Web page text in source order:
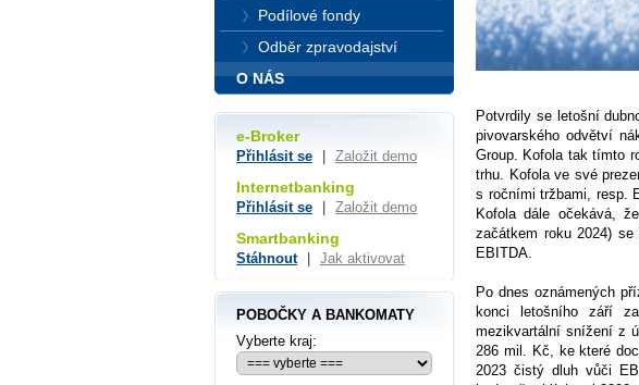
Potvrdily se letošní
pivovarského odvětví
Group. Kofola tak tímto
trhu. Kofola ve své
s ročními tržbami, resp.
Kofola dále očekává,
začátkem roku 2024)
EBITDA.
Po dnes oznámených
konci letošního září
mezikvartální snížení z
286 mil. Kč, ke které
2023 čistý dluh vůči
Podílové fondy
Odběr zpravodajství
O NÁS
e-Broker
Přihlásit se Založit demo
Internetbanking
Přihlásit se Založit demo
Smartbanking
Stáhnout Jak aktivovat
POBOČKY A BANKOMATY
Vyberte kraj: